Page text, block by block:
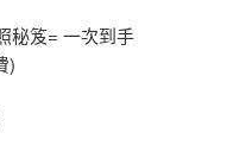
秘笈= 一次到手
)